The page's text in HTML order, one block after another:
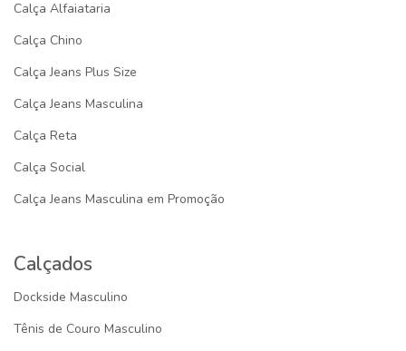
Calça Alfaiataria
Calça Chino
Calça Jeans Plus Size
Calça Jeans Masculina
Calça Reta
Calça Social
Calça Jeans Masculina em Promoção
Calçados
Dockside Masculino
Tênis de Couro Masculino